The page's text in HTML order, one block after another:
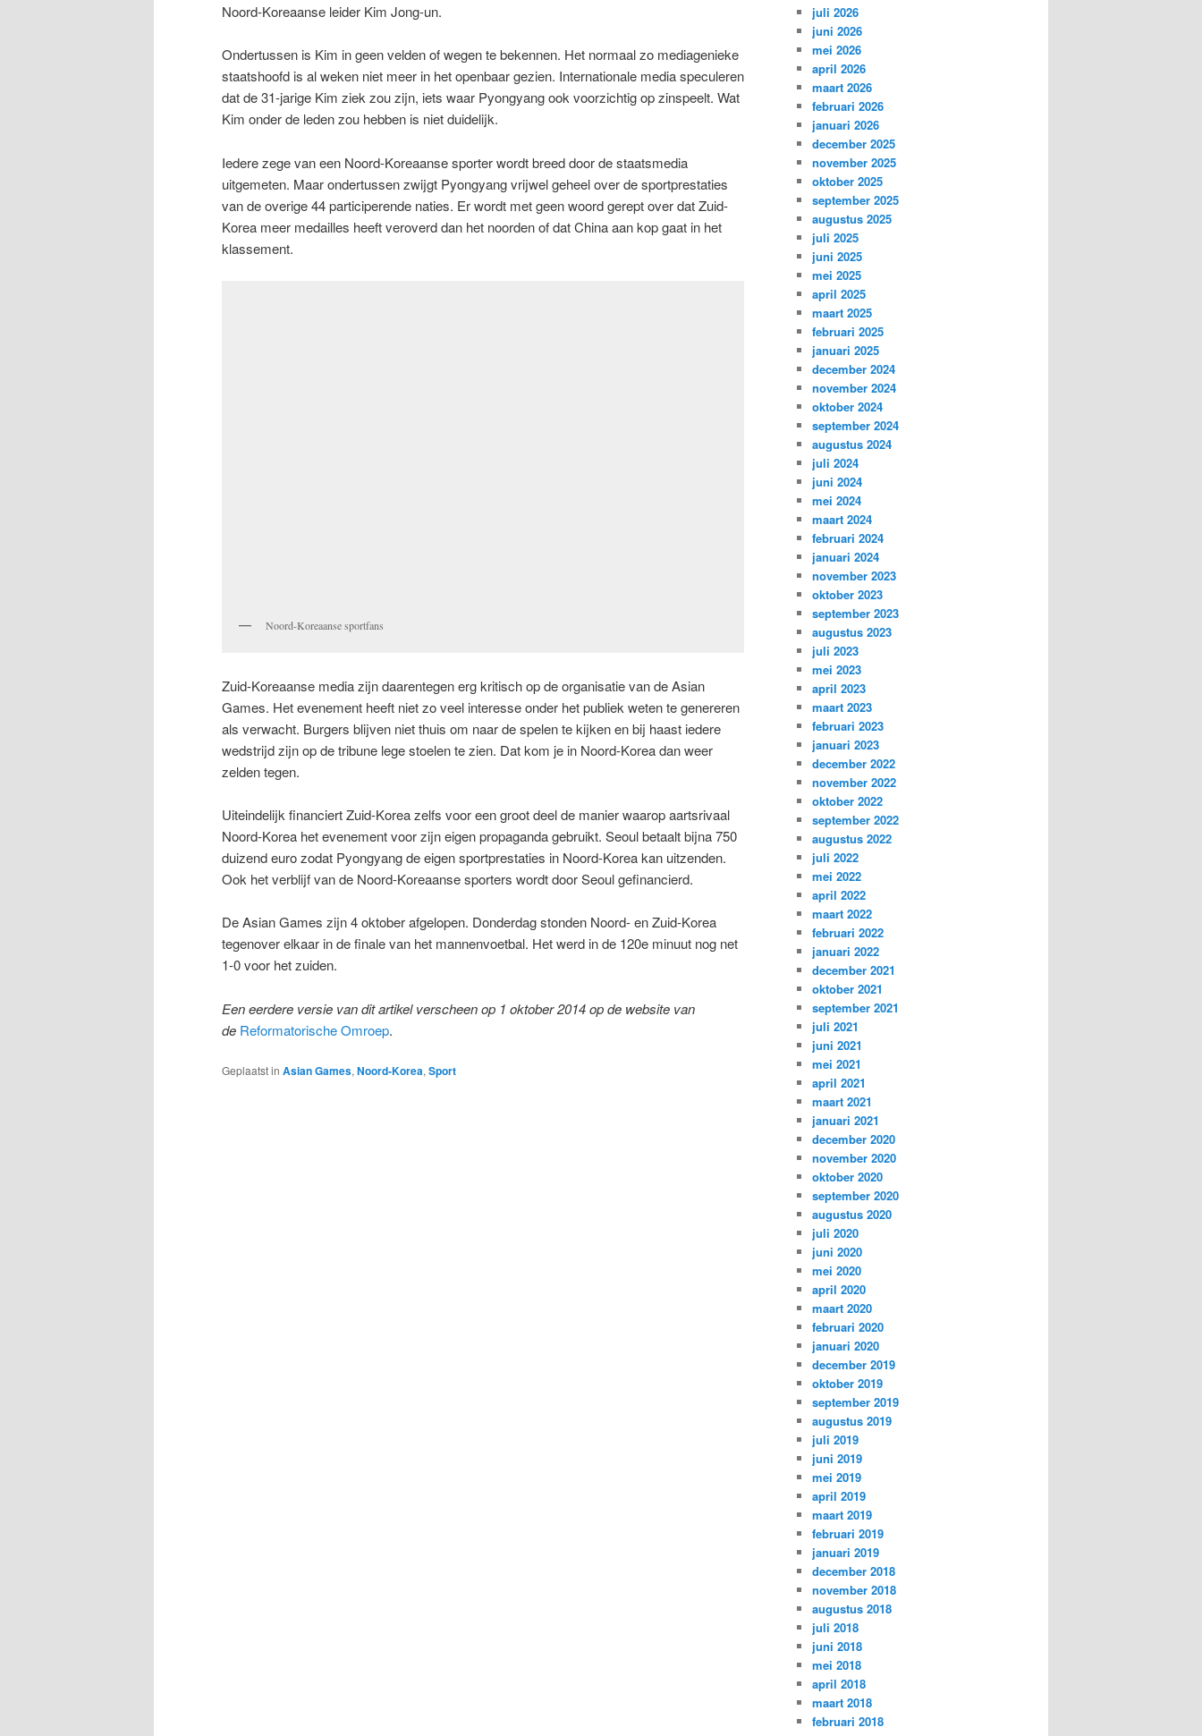
Noord-Koreaanse leider Kim Jong-un.
Ondertussen is Kim in geen velden of wegen te bekennen. Het normaal zo mediagenieke
staatshoofd is al weken niet meer in het openbaar gezien. Internationale media speculeren
dat de 31-jarige Kim ziek zou zijn, iets waar Pyongyang ook voorzichtig op zinspeelt. Wat
Kim onder de leden zou hebben is niet duidelijk.
Iedere zege van een Noord-Koreaanse sporter wordt breed door de staatsmedia
uitgemeten. Maar ondertussen zwijgt Pyongyang vrijwel geheel over de sportprestaties
van de overige 44 participerende naties. Er wordt met geen woord gerept over dat Zuid-
Korea meer medailles heeft veroverd dan het noorden of dat China aan kop gaat in het
klassement.
Noord-Koreaanse sportfans
Zuid-Koreaanse media zijn daarentegen erg kritisch op de organisatie van de Asian
Games. Het evenement heeft niet zo veel interesse onder het publiek weten te genereren
als verwacht. Burgers blijven niet thuis om naar de spelen te kijken en bij haast iedere
wedstrijd zijn op de tribune lege stoelen te zien. Dat kom je in Noord-Korea dan weer
zelden tegen.
Uiteindelijk financiert Zuid-Korea zelfs voor een groot deel de manier waarop aartsrivaal
Noord-Korea het evenement voor zijn eigen propaganda gebruikt. Seoul betaalt bijna 750
duizend euro zodat Pyongyang de eigen sportprestaties in Noord-Korea kan uitzenden.
Ook het verblijf van de Noord-Koreaanse sporters wordt door Seoul gefinancierd.
De Asian Games zijn 4 oktober afgelopen. Donderdag stonden Noord- en Zuid-Korea
tegenover elkaar in de finale van het mannenvoetbal. Het werd in de 120e minuut nog net
1-0 voor het zuiden.
Een eerdere versie van dit artikel verscheen op 1 oktober 2014 op de website van
de Reformatorische Omroep.
Geplaatst in Asian Games, Noord-Korea, Sport
juli 2026
juni 2026
mei 2026
april 2026
maart 2026
februari 2026
januari 2026
december 2025
november 2025
oktober 2025
september 2025
augustus 2025
juli 2025
juni 2025
mei 2025
april 2025
maart 2025
februari 2025
januari 2025
december 2024
november 2024
oktober 2024
september 2024
augustus 2024
juli 2024
juni 2024
mei 2024
maart 2024
februari 2024
januari 2024
november 2023
oktober 2023
september 2023
augustus 2023
juli 2023
mei 2023
april 2023
maart 2023
februari 2023
januari 2023
december 2022
november 2022
oktober 2022
september 2022
augustus 2022
juli 2022
mei 2022
april 2022
maart 2022
februari 2022
januari 2022
december 2021
oktober 2021
september 2021
juli 2021
juni 2021
mei 2021
april 2021
maart 2021
januari 2021
december 2020
november 2020
oktober 2020
september 2020
augustus 2020
juli 2020
juni 2020
mei 2020
april 2020
maart 2020
februari 2020
januari 2020
december 2019
oktober 2019
september 2019
augustus 2019
juli 2019
juni 2019
mei 2019
april 2019
maart 2019
februari 2019
januari 2019
december 2018
november 2018
augustus 2018
juli 2018
juni 2018
mei 2018
april 2018
maart 2018
februari 2018